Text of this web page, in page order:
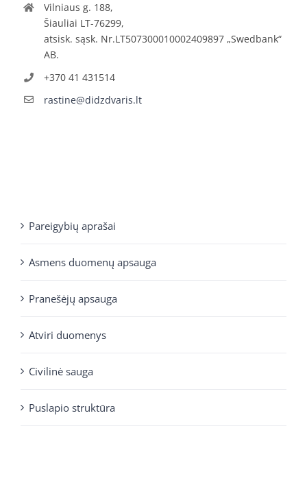
Vilniaus g. 188,
Šiauliai LT-76299,
atsisk. sąsk. Nr.LT507300010002409897 „Swedbank“
AB.
+370 41 431514
rastine@didzdvaris.lt
Pareigybių aprašai
Asmens duomenų apsauga
Pranešėjų apsauga
Atviri duomenys
Civilinė sauga
Puslapio struktūra